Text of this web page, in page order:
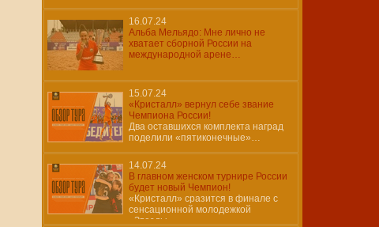
16.07.24
Альба Мельядо: Мне лично не
хватает сборной России на
международной арене…
15.07.24
«Кристалл» вернул себе звание
Чемпиона России!
Два оставшихся комплекта наград
поделили «пятиконечные»…
14.07.24
В главном женском турнире России
будет новый Чемпион!
«Кристалл» сразится в финале с
сенсационной молодежкой
«Звезды»…